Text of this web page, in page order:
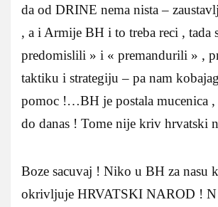
da od DRINE nema nista –
, a i Armije BH i to treba reci , tada
predomislili » i « premandurili » ,
taktiku i strategiju – pa nam
pomoc !…BH je postala mucenica ,
do danas ! Tome nije kriv hrvatski
Boze sacuvaj ! Niko u BH za nasu
okrivljuje HRVATSKI NAROD !